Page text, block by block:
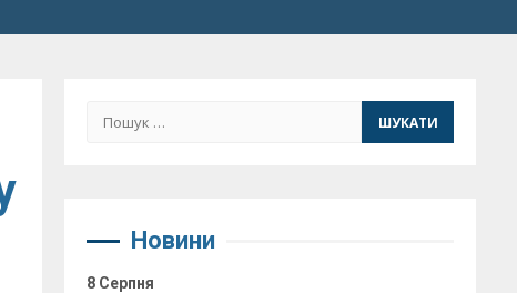
Пошук:
Новини
8 Серпня